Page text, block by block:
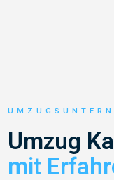
Umzug
mit